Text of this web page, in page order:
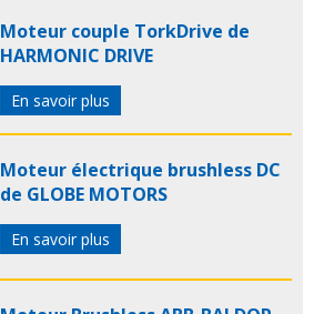
Moteur couple TorkDrive de
HARMONIC DRIVE
En savoir plus
Moteur électrique brushless DC
de GLOBE MOTORS
En savoir plus